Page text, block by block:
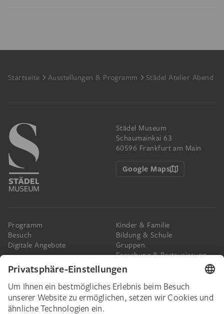
Footer
Startseite Ausstellungen & Programm Städel Atelier Abend
Städel Museum
Schaumainkai 63
60596 Frankfurt am Main
Google Maps
Programm
Besuch
Digitale Angebote
Kinder & Familie
Bildung & Schule
Gruppen
Forschung & Restaurierung
Presse
Das Städel